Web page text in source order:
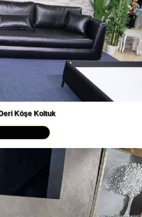
Köşe Koltuk